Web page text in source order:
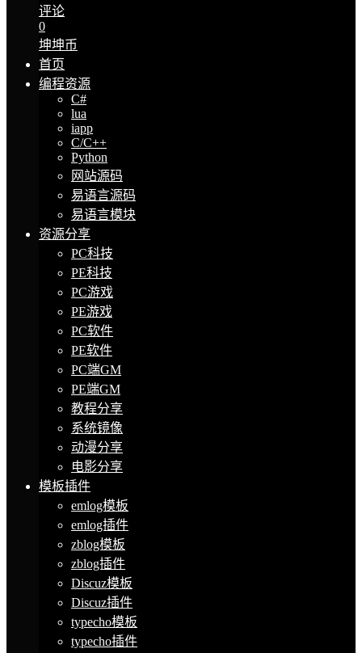
评论
0
坤坤币
首页
编程资源
C#
lua
iapp
C/C++
Python
网站源码
易语言源码
易语言模块
资源分享
PC科技
PE科技
PC游戏
PE游戏
PC软件
PE软件
PC端GM
PE端GM
教程分享
系统镜像
动漫分享
电影分享
模板插件
emlog模板
emlog插件
zblog模板
zblog插件
Discuz模板
Discuz插件
typecho模板
typecho插件